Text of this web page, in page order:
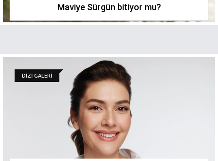
Maviye Sürgün bitiyor mu?
DİZİ GALERİ